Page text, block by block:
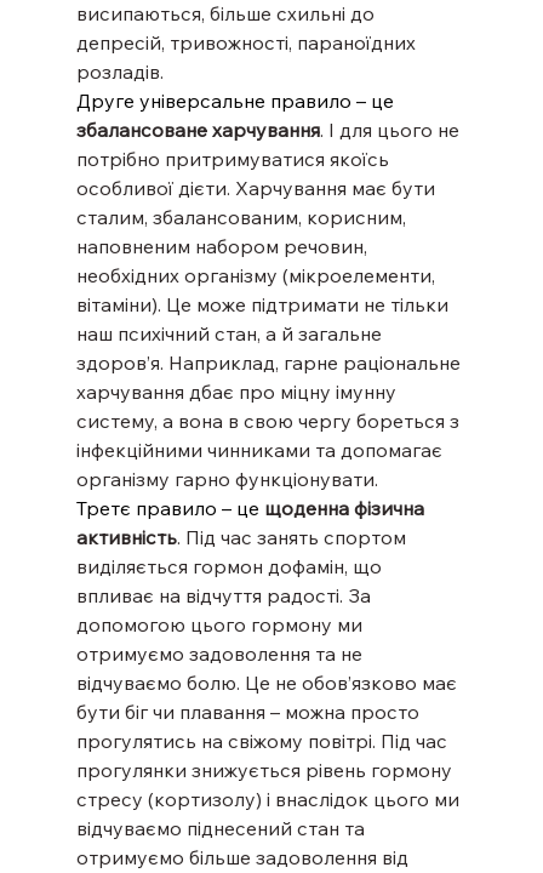
висипаються, більше схильні до
депресій, тривожності, параноїдних
розладів.
Друге універсальне правило – це
збалансоване харчування. І для цього не
потрібно притримуватися якоїсь
особливої дієти. Харчування має бути
сталим, збалансованим, корисним,
наповненим набором речовин,
необхідних організму (мікроелементи,
вітаміни). Це може підтримати не тільки
наш психічний стан, а й загальне
здоров’я. Наприклад, гарне раціональне
харчування дбає про міцну імунну
систему, а вона в свою чергу бореться з
інфекційними чинниками та допомагає
організму гарно функціонувати.
Третє правило – це щоденна фізична
активність. Під час занять спортом
виділяється гормон дофамін, що
впливає на відчуття радості. За
допомогою цього гормону ми
отримуємо задоволення та не
відчуваємо болю. Це не обов’язково має
бути біг чи плавання – можна просто
прогулятись на свіжому повітрі. Під час
прогулянки знижується рівень гормону
стресу (кортизолу) і внаслідок цього ми
відчуваємо піднесений стан та
отримуємо більше задоволення від